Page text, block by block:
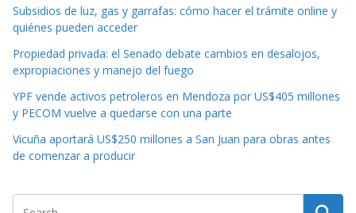
Subsidios de luz, gas y garrafas: cómo hacer el trámite online y
quiénes pueden acceder
Propiedad privada: el Senado debate cambios en desalojos,
expropiaciones y manejo del fuego
YPF vende activos petroleros en Mendoza por US$405 millones
y PECOM vuelve a quedarse con una parte
Vicuña aportará US$250 millones a San Juan para obras antes
de comenzar a producir